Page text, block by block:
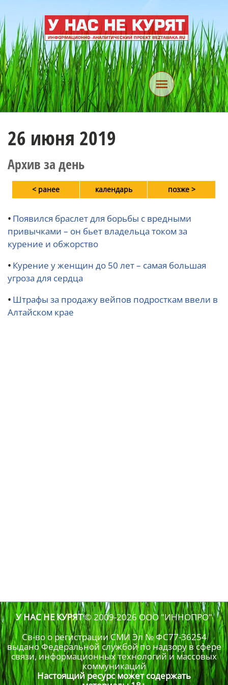
26 июня 2019
Архив за день
< ранее календарь позже >
• Появился браслет для борьбы с вредными
привычками – он бьет владельца током за
курение и обжорство
• Курение у женщин до 50 лет – самая большая
угроза для сердца
• Штрафы за продажу вейпов подросткам ввели в
Алтайском крае
У НАС НЕ КУРЯТ© 2009-2026ООО "ИННОПРО"
Св-во о регистрации СМИ Эл № ФС77-36254
выдано Федеральной службой по надзору в сфере
связи, информационных технологий и массовых
коммуникаций
Настоящий ресурс может содержать